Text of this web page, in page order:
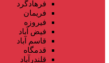
فرهادگرد
فریمان
فیروزه
فیض آباد
قاسم آباد
قدمگاه
قلندرآباد